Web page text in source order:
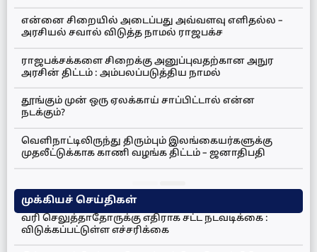
என்னை சிறையில் அடைப்பது அவ்வளவு எளிதல்ல –
அரசியல் சவால் விடுத்த நாமல் ராஜபக்ச
ராஜபக்சக்களை சிறைக்கு அனுப்புவதற்கான அநுர
அரசின் திட்டம் : அம்பலப்படுத்திய நாமல்
தூங்கும் முன் ஒரு ஏலக்காய் சாப்பிட்டால் என்ன
நடக்கும்?
வெளிநாட்டிலிருந்து திரும்பும் இலங்கையர்களுக்கு
முதலீட்டுக்காக காணி வழங்க திட்டம் – ஜனாதிபதி
முக்கியச் செய்திகள்
வரி செலுத்தாதோருக்கு எதிராக சட்ட நடவடிக்கை :
விடுக்கப்பட்டுள்ள எச்சரிக்கை